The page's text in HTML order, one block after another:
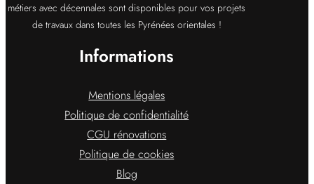
métiers avec décennales sont disponibles pour vos projets
de travaux dans toutes les Pyrénées orientales !
Informations
Mentions légales
Politique de confidentialité
CGU rénovations
Politique de cookies
Blog